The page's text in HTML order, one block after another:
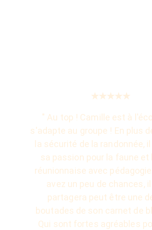
" Au top ! Camille est à
s'adapte au groupe ! En plus
la sécurité de la randonnée,
sa passion pour la faune et
réunionnaise avec
avez un peu de chances,
partagera peut être une
boutades de son carnet de
Qui sont fortes agréables
★★★★★